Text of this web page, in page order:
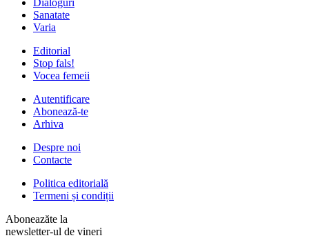
Sanatate
Varia
Editorial
Stop fals!
Vocea femeii
Autentificare
Abonează-te
Arhiva
Despre noi
Contacte
Politica editorială
Termeni și condiții
Aboneazăte la
newsletter-ul de vineri